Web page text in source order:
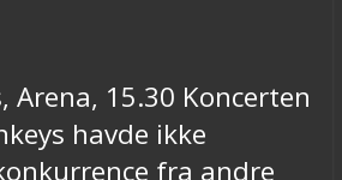
Arena, 15.30 Koncerten
havde ikke
fra andre